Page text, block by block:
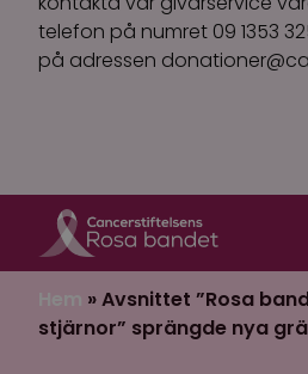
telefon på numret 09 1353
på adressen
»Avsnittet ”Rosa
stjärnor” sprängde nya